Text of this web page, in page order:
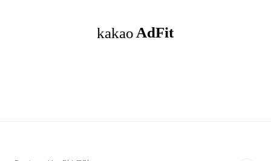
속, 초정밀 영역을 다룰 수 있어..